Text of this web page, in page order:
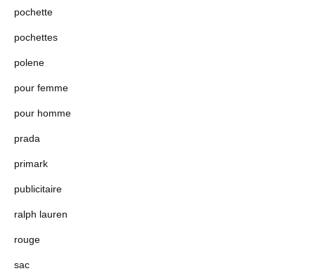
pochette
pochettes
polene
pour femme
pour homme
prada
primark
publicitaire
ralph lauren
rouge
sac